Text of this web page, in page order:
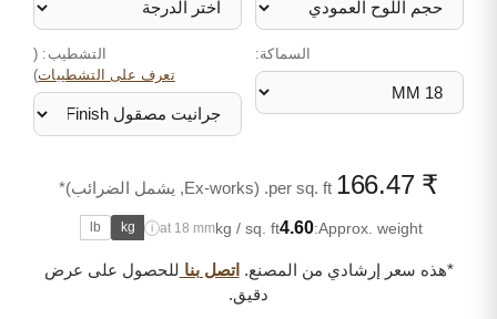
السماكة: التشطيب: (
تعرف على التشطيبات)
₹ 166.47 per sq. ft. (Ex-works, يشمل الضرائب)*
Approx. weight:
4.60
kg / sq. ft
at 18 mm
i
kg
lb
*هذه سعر إرشادي من المصنع. اتصل بنا للحصول على عرض
دقيق.